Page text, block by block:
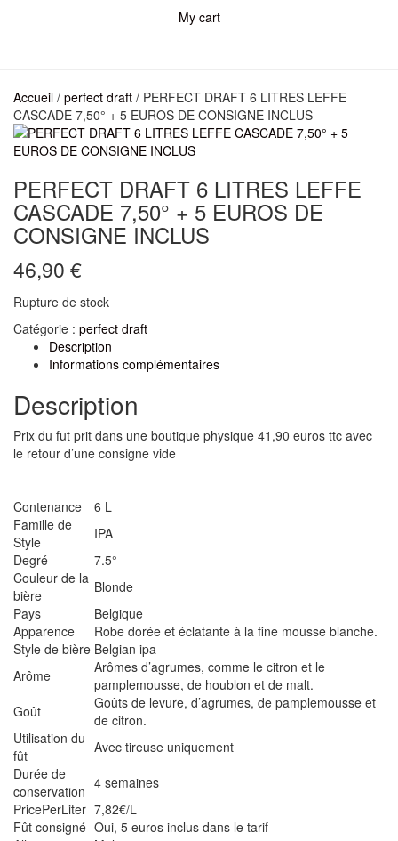
My cart
Accueil / perfect draft / PERFECT DRAFT 6 LITRES LEFFE
CASCADE 7,50° + 5 EUROS DE CONSIGNE INCLUS
PERFECT DRAFT 6 LITRES LEFFE
CASCADE 7,50° + 5 EUROS DE
CONSIGNE INCLUS
46,90 €
Rupture de stock
Catégorie : perfect draft
Description
Informations complémentaires
Description
Prix du fut prit dans une boutique physique 41,90 euros ttc avec
le retour d’une consigne vide
Contenance
6 L
Famille de
Style
IPA
Degré
7.5°
Couleur de la
bière
Blonde
Pays
Belgique
Apparence
Robe dorée et éclatante à la fine mousse blanche.
Style de bière Belgian ipa
Arôme
Arômes d’agrumes, comme le citron et le
pamplemousse, de houblon et de malt.
Goût
Goûts de levure, d’agrumes, de pamplemousse et
de citron.
Utilisation du
fût
Avec tireuse uniquement
Durée de
conservation 4 semaines
PricePerLiter 7,82€/L
Fût consigné Oui, 5 euros inclus dans le tarif